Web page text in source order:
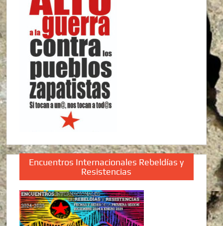
Encuentros Internacionales Rebeldías y
Resistencias